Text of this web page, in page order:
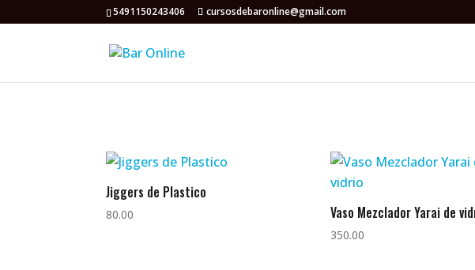
5491150243406 cursosdebaronline@gmail.com
Jiggers de Plastico
80.00 Vaso Mezclador Yarai de
350.00